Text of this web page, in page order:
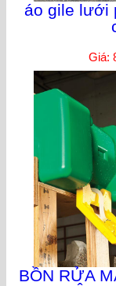
áo gile lưới
Giá:
BỒN RỬA